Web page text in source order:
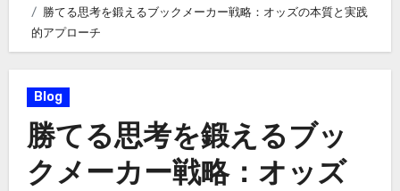
勝てる思考を鍛えるブックメーカー戦略：オッズの本質と実践
的アプローチ
Blog
勝てる思考を鍛えるブッ
クメーカー戦略：オッズ